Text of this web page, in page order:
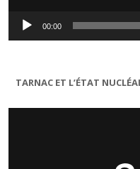
00:00
TARNAC ET L’ÉTAT
Lecteur